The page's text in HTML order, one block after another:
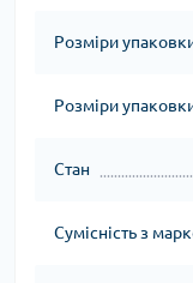
Розміри
Розміри
Стан
Сумісність з